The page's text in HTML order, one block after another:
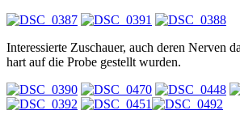
Interessierte Zuschauer, auch deren Nerven
hart auf die Probe gestellt wurden.